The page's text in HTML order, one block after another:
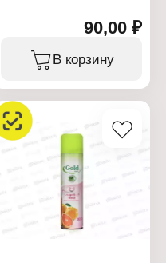
Характеристики:
Производитель: Сибиар
Тип товара: Освежитель
воздуха
Название: "Мята&Лайм"
Форма выпуска:
аэрозоль
Объем: 350 мл
90,00 ₽
В корзину